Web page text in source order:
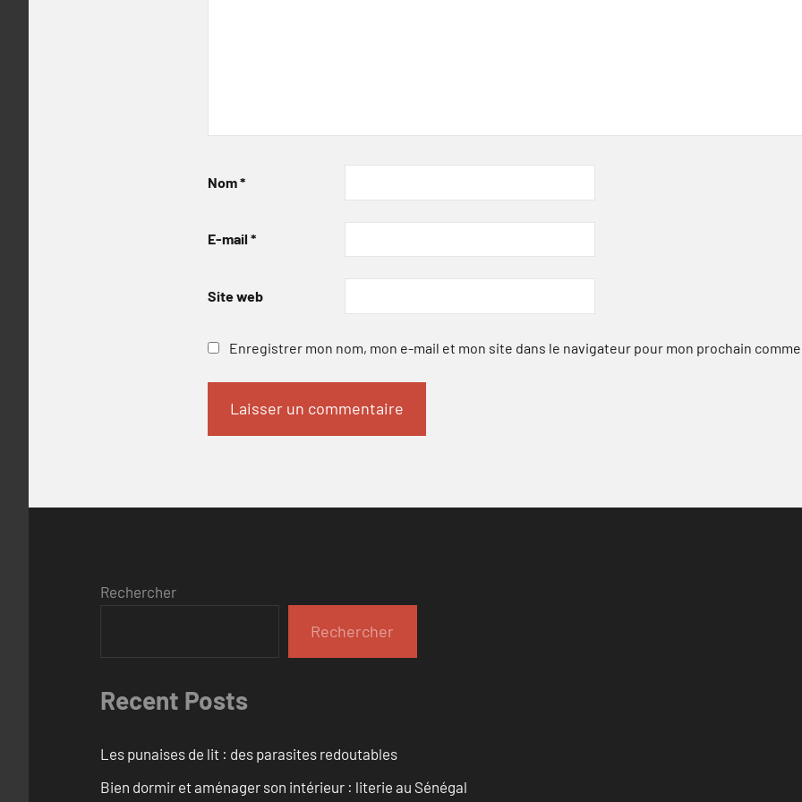
Nom*
E-mail *
Site web
Enregistrer mon nom, mon e-mail et mon site dans le navigateur pour mon prochain
Rechercher
Rechercher
Recent Posts
Les punaises de lit : des parasites redoutables
Bien dormir et aménager son intérieur : literie au Sénégal